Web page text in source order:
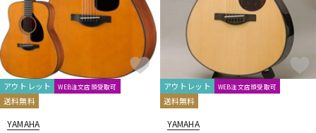
アウトレット WEB注文店頭受取可
送料無料
YAMAHA
アウトレット WEB注文店頭受取可
送料無料
YAMAHA